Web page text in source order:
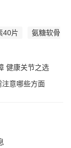
40片
氨糖软骨
健康关节之选
意哪些方面